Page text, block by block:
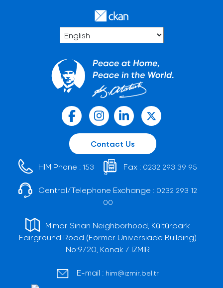
Contact Us
HIM Phone : 153 Fax : 0232 293 39 95
Central/Telephone Exchange : 0232 293 12
00
Mimar Sinan Neighborhood, Kültürpark
Fairground Road (Former Universiade Building)
No:9/20, Konak / İZMİR
E-mail : him@izmir.bel.tr